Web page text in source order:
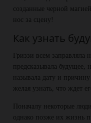
созданные черной
нос за сцену!
Как узнать
Гриззи всем
предсказывала будущее,
называла дату и причину
желая узнать, что ждет
Поначалу некоторые
однако позже их жизнь